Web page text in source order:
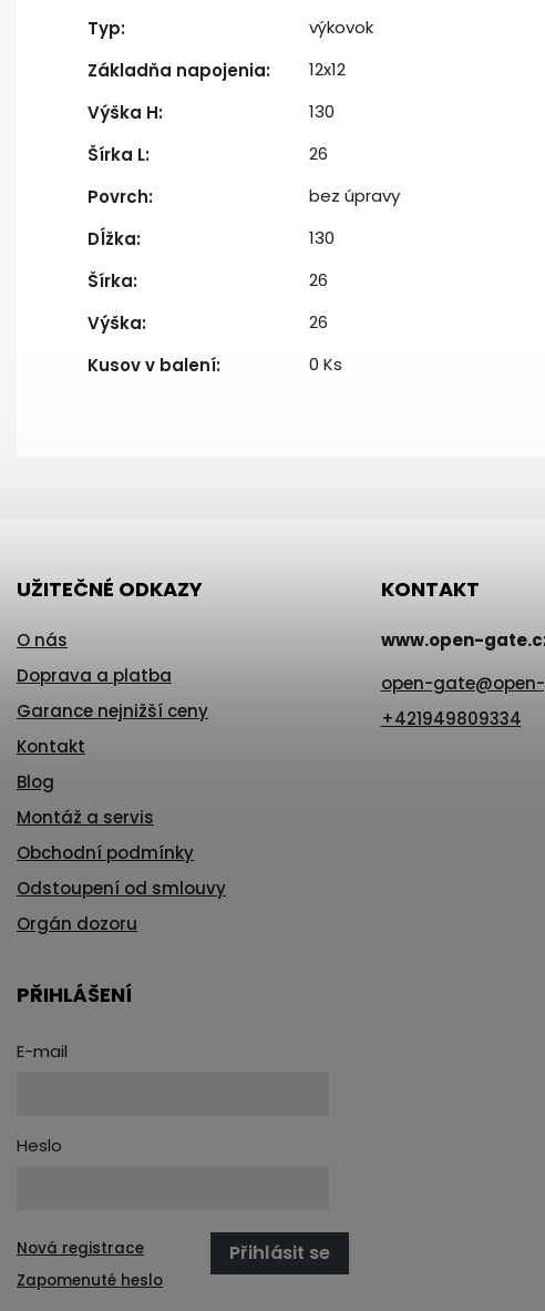
Typ:
výkovok
Základňa napojenia:
12x12
Výška H:
130
Šírka L:
26
Povrch:
bez úpravy
Dĺžka:
130
Šírka:
26
Výška:
26
Kusov v balení: 0 Ks
UŽITEČNÉ ODKAZY
O nás
Doprava a platba
Garance nejnižší ceny
Kontakt
Blog
Montáž a servis
Obchodní podmínky
Odstoupení od smlouvy
Orgán dozoru
KONTAKT
www.open-
open-gate@
+421949809334
PŘIHLÁŠENÍ
E-mail
Heslo
Přihlásit se
Nová registrace
Zapomenuté heslo